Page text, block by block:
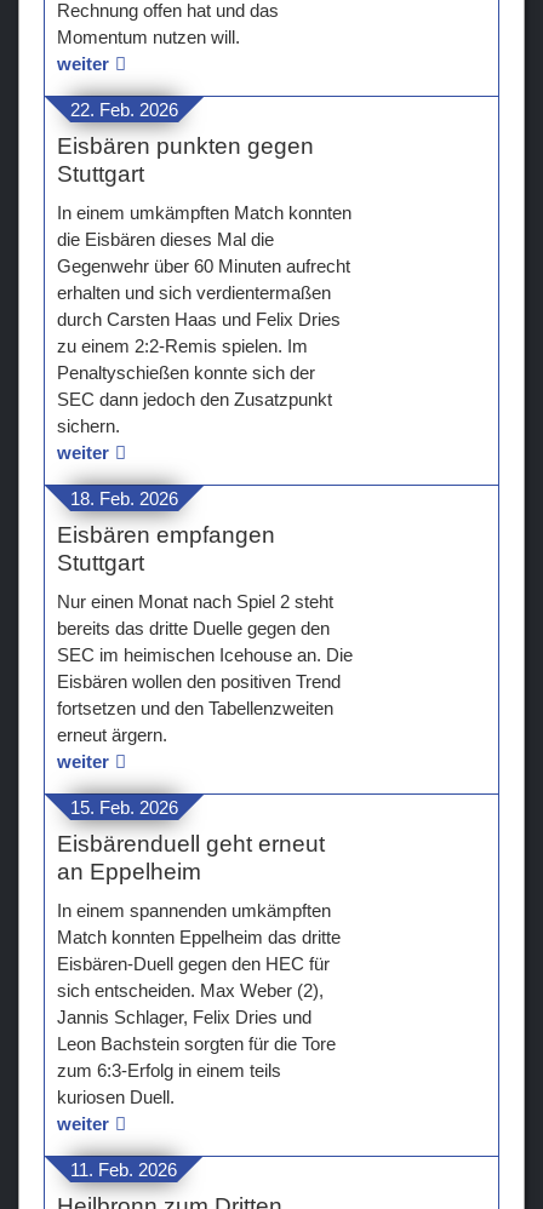
Rechnung offen hat und das
Momentum nutzen will.
weiter
22. Feb. 2026
Eisbären punkten gegen
Stuttgart
In einem umkämpften Match konnten
die Eisbären dieses Mal die
Gegenwehr über 60 Minuten aufrecht
erhalten und sich verdientermaßen
durch Carsten Haas und Felix Dries
zu einem 2:2-Remis spielen. Im
Penaltyschießen konnte sich der
SEC dann jedoch den Zusatzpunkt
sichern.
weiter
18. Feb. 2026
Eisbären empfangen
Stuttgart
Nur einen Monat nach Spiel 2 steht
bereits das dritte Duelle gegen den
SEC im heimischen Icehouse an. Die
Eisbären wollen den positiven Trend
fortsetzen und den Tabellenzweiten
erneut ärgern.
weiter
15. Feb. 2026
Eisbärenduell geht erneut
an Eppelheim
In einem spannenden umkämpften
Match konnten Eppelheim das dritte
Eisbären-Duell gegen den HEC für
sich entscheiden. Max Weber (2),
Jannis Schlager, Felix Dries und
Leon Bachstein sorgten für die Tore
zum 6:3-Erfolg in einem teils
kuriosen Duell.
weiter
11. Feb. 2026